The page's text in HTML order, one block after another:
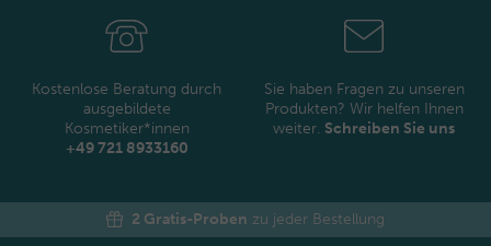
Kostenlose Beratung durch
ausgebildete
Kosmetiker*innen
+49 721 8933160
Sie haben Fragen zu unseren
Produkten? Wir helfen Ihnen
weiter. Schreiben Sie uns
2 Gratis-Proben zu jeder Bestellung